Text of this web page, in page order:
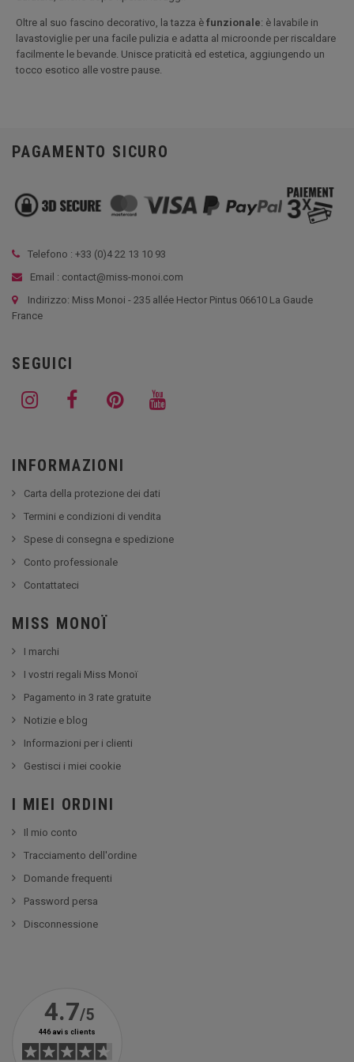
Oltre al suo fascino decorativo, la tazza è funzionale: è lavabile in
lavastoviglie per una facile pulizia e adatta al microonde per riscaldare
facilmente le bevande. Unisce praticità ed estetica, aggiungendo un
tocco esotico alle vostre pause.
PAGAMENTO SICURO
Telefono : +33 (0)4 22 13 10 93
Email : contact@miss-monoi.com
Indirizzo: Miss Monoi - 235 allée Hector Pintus 06610 La Gaude
France
SEGUICI
INFORMAZIONI
Carta della protezione dei dati
Termini e condizioni di vendita
Spese di consegna e spedizione
Conto professionale
Contattateci
MISS MONOÏ
I marchi
I vostri regali Miss Monoï
Pagamento in 3 rate gratuite
Notizie e blog
Informazioni per i clienti
Gestisci i miei cookie
I MIEI ORDINI
Il mio conto
Tracciamento dell'ordine
Domande frequenti
Password persa
Disconnessione